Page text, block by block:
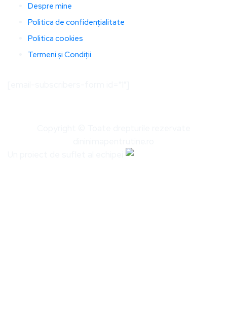
Despre mine
Politica de confidențialitate
Politica cookies
Termeni și Condiții